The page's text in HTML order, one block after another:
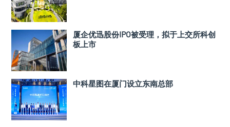
厦企优迅股份IPO被受理，拟于上交所科创
板上市
中科星图在厦门设立东南总部